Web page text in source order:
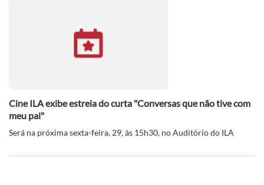
Cine ILA exibe estreia do curta "Conversas que não tive com
meu pai"
Será na próxima sexta-feira, 29, às 15h30, no Auditório do ILA